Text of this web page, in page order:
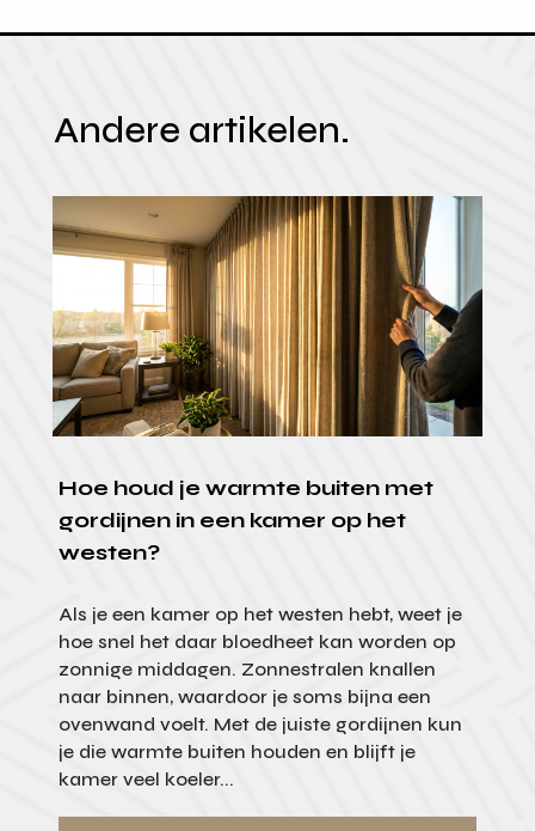
Andere artikelen.
Hoe houd je warmte buiten met
gordijnen in een kamer op het
westen?
Als je een kamer op het westen hebt, weet je
hoe snel het daar bloedheet kan worden op
zonnige middagen. Zonnestralen knallen
naar binnen, waardoor je soms bijna een
ovenwand voelt. Met de juiste gordijnen kun
je die warmte buiten houden en blijft je
kamer veel koeler...